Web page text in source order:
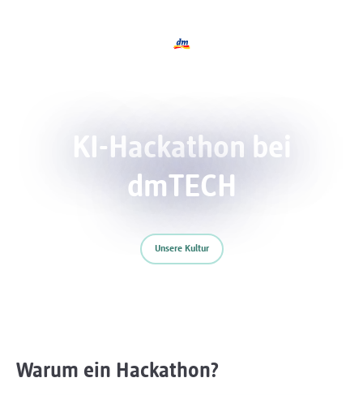
KI-Hackathon bei
dmTECH
Unsere Kultur
Warum ein Hackathon?